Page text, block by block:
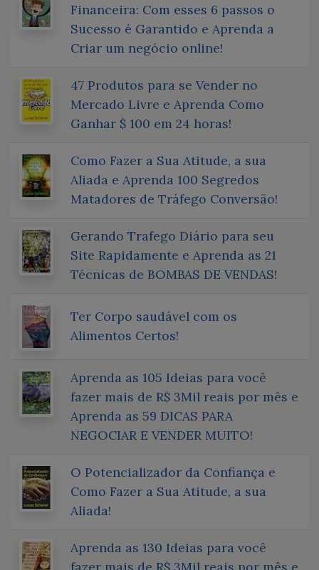
Financeira: Com esses 6 passos o
Sucesso é Garantido e Aprenda a
Criar um negócio online!
47 Produtos para se Vender no
Mercado Livre e Aprenda Como
Ganhar $ 100 em 24 horas!
Como Fazer a Sua Atitude, a sua
Aliada e Aprenda 100 Segredos
Matadores de Tráfego Conversão!
Gerando Trafego Diário para seu
Site Rapidamente e Aprenda as 21
Técnicas de BOMBAS DE VENDAS!
Ter Corpo saudável com os
Alimentos Certos!
Aprenda as 105 Ideias para você
fazer mais de R$ 3Mil reais por mês e
Aprenda as 59 DICAS PARA
NEGOCIAR E VENDER MUITO!
O Potencializador da Confiança e
Como Fazer a Sua Atitude, a sua
Aliada!
Aprenda as 130 Ideias para você
fazer mais de R$ 3Mil reais por mês e